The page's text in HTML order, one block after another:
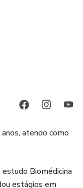
entender os
quais
prática.atendo como
Biomédicina
estágios em